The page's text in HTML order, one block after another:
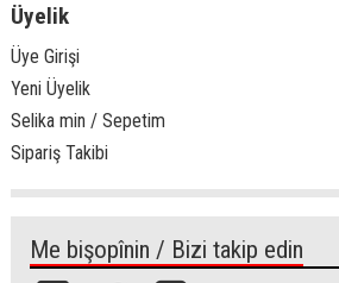
Üyelik
Üye Girişi
Yeni Üyelik
Selika min / Sepetim
Sipariş Takibi
Me bişopînin / Bizi takip edin